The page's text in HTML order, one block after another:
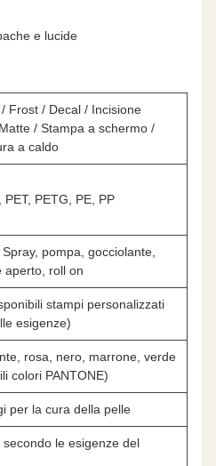
e lucide
Frost / Decal / Incisione
/ Stampa a schermo /
a caldo
PET, PETG, PE, PP
pompa, gocciolante,
aperto, roll on
stampi personalizzati
esigenze)
rosa, nero, marrone, verde
colori PANTONE)
per la cura della pelle
secondo le esigenze del